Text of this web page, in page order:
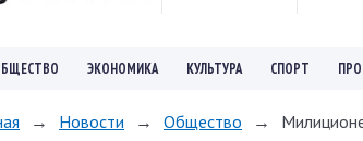
ЭКОНОМИКА КУЛЬТУРА СПОРТ
→ Новости → Общество →